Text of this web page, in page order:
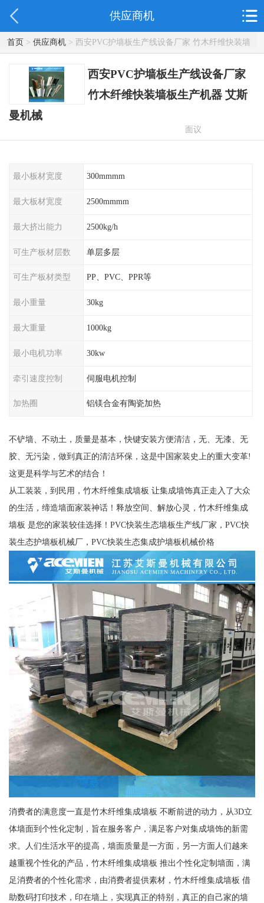
供应商机
首页> 供应商机> 西安PVC护墙板生产线设备厂家 竹木纤维快装墙
板生产机器 艾斯曼机械
西安PVC护墙板生产线设备厂家
竹木纤维快装墙板生产机器 艾斯
曼机械
面议
最小板材宽度 300mmmm
最大板材宽度 2500mmmm
最大挤出能力 2500kg/h
可生产板材层数 单层多层
可生产板材类型 PP、PVC、PPR等
最小重量 30kg
最大重量 1000kg
最小电机功率 30kw
牵引速度控制 伺服电机控制
加热圈 铝镁合金有陶瓷加热
不铲墙、不动土，质量是基本，快键安装方便清洁，无、无漆、无
胶、无污染，做到真正的清洁环保，这是中国家装史上的重大变革!
这更是科学与艺术的结合！
从工装装，到民用，竹木纤维集成墙板 让集成墙饰真正走入了大众
的生活，缔造墙面家装神话！释放空间、解放心灵，竹木纤维集成
墙板 是您的家装较佳选择！PVC快装生态墙板生产线厂家，PVC快
装生态护墙板机械厂，PVC快装生态集成护墙板机械价格
消费者的满意度一直是竹木纤维集成墙板 不断前进的动力，从3D立
体墙面到个性化定制，旨在服务客户，满足客户对集成墙饰的新需
求。人们生活水平的提高，墙面质量是一方面，另一方面人们越来
越重视个性化的产品，竹木纤维集成墙板 推出个性化定制墙面，满
足消费者的个性化需求，由消费者提供素材，竹木纤维集成墙板 借
助数码打印技术，印在墙上，实现真正的特别，真正的自己家的墙